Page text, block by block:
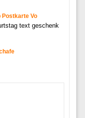
Postkarte Vo
text geschenk